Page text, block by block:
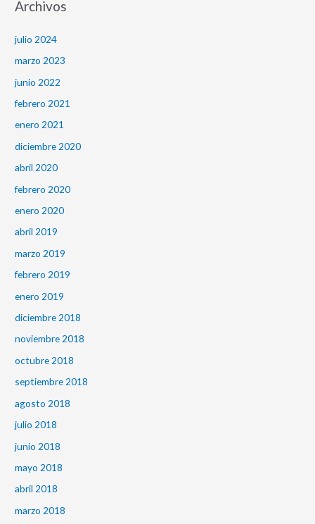
Archivos
julio 2024
marzo 2023
junio 2022
febrero 2021
enero 2021
diciembre 2020
abril 2020
febrero 2020
enero 2020
abril 2019
marzo 2019
febrero 2019
enero 2019
diciembre 2018
noviembre 2018
octubre 2018
septiembre 2018
agosto 2018
julio 2018
junio 2018
mayo 2018
abril 2018
marzo 2018